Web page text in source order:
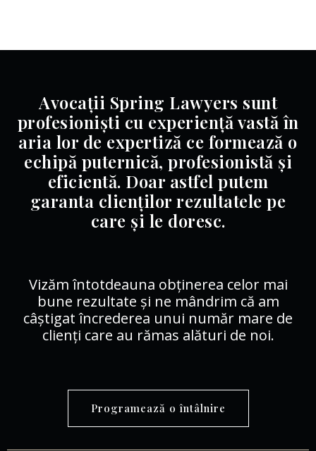
Avocații Spring Lawyers sunt
profesioniști cu experiență vastă în
aria lor de expertiză ce formează o
echipă puternică, profesionistă și
eficientă. Doar astfel putem
garanta clienților rezultatele pe
care și le doresc.
Vizăm întotdeauna obținerea celor mai
bune rezultate și ne mândrim că am
câștigat încrederea unui număr mare de
clienți care au rămas alături de noi.
Programează o întâlnire